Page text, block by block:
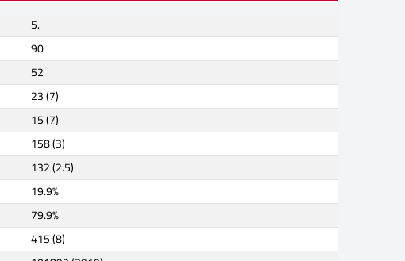
5.
90
52
23 (7)
15 (7)
158 (3)
132 (2.5)
19.9%
79.9%
415 (8)